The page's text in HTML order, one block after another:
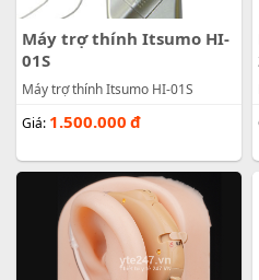
Máy trợ thính Itsumo HI-
01S
Máy trợ thính Itsumo HI-01S
Giá: 1.500.000 đ